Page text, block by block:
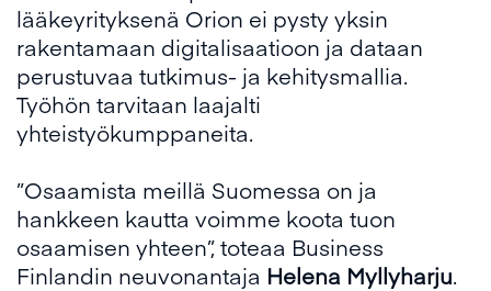
lääkeyrityksenä Orion ei pysty yksin
rakentamaan digitalisaatioon ja dataan
perustuvaa tutkimus- ja kehitysmallia.
Työhön tarvitaan laajalti
yhteistyökumppaneita.
”Osaamista meillä Suomessa on ja
hankkeen kautta voimme koota tuon
osaamisen yhteen”, toteaa Business
Finlandin neuvonantaja Helena Myllyharju.